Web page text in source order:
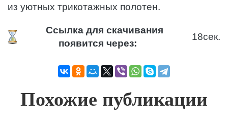
из уютных трикотажных полотен.
Ссылка для скачивания
появится через:
17сек.
Похожие публикации